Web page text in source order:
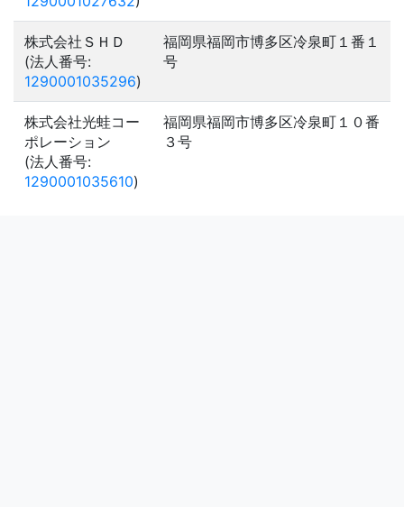
株式会社ＳＨＤ
(法人番号:
1290001035296)
福岡県福岡市博多区冷泉町１番１
号
株式会社光蛙コー
ポレーション
(法人番号:
1290001035610)
福岡県福岡市博多区冷泉町１０番
３号